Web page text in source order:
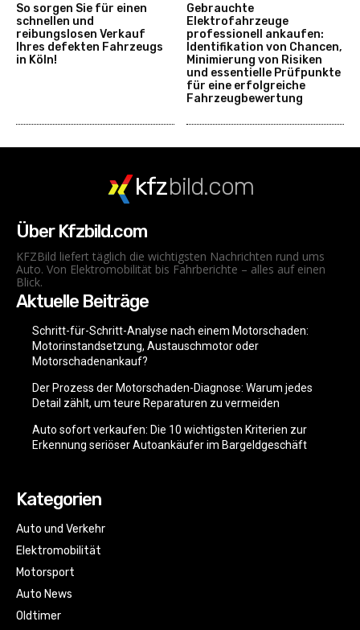
So sorgen Sie für einen
schnellen und
reibungslosen Verkauf
Ihres defekten Fahrzeugs
in Köln!
Gebrauchte
Elektrofahrzeuge
professionell ankaufen:
Identifikation von Chancen,
Minimierung von Risiken
und essentielle Prüfpunkte
für eine erfolgreiche
Fahrzeugbewertung
kfzbild.com
Über Kfzbild.com
KFZBild liefert täglich die wichtigsten Nachrichten rund ums
Auto. Von Elektromobilität bis Fahrberichte – alles auf einen
Blick.
Aktuelle Beiträge
Schritt-für-Schritt-Analyse nach einem Motorschaden:
Motorinstandsetzung, Austauschmotor oder
Motorschadenankauf?
Der Prozess der Motorschaden-Diagnose: Warum jedes
Detail zählt, um teure Reparaturen zu vermeiden
Auto sofort verkaufen: Die 10 wichtigsten Kriterien zur
Erkennung seriöser Autoankäufer im Bargeldgeschäft
Kategorien
Auto und Verkehr
Elektromobilität
Motorsport
Auto News
Oldtimer